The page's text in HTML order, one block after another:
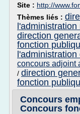
Site : http://
Thèmes liés :
direction
fonction
concours adjoint
/ direction
fonction
Concours
Concours